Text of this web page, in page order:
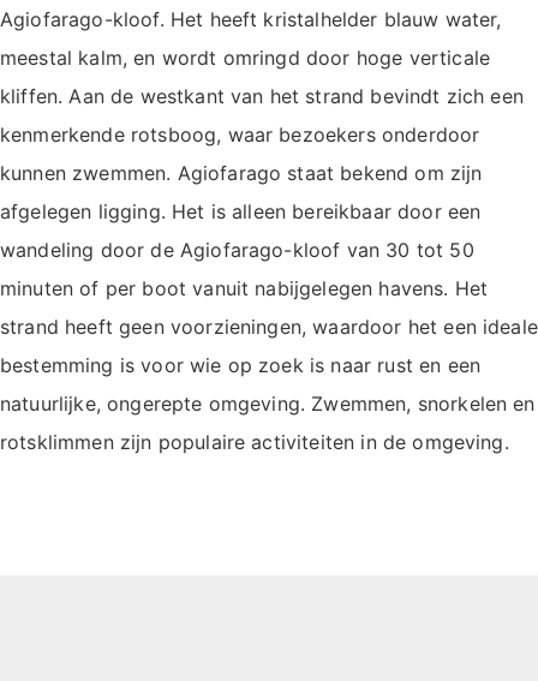
Agiofarago-kloof. Het heeft kristalhelder blauw water,
meestal kalm, en wordt omringd door hoge verticale
kliffen. Aan de westkant van het strand bevindt zich een
kenmerkende rotsboog, waar bezoekers onderdoor
kunnen zwemmen. Agiofarago staat bekend om zijn
afgelegen ligging. Het is alleen bereikbaar door een
wandeling door de Agiofarago-kloof van 30 tot 50
minuten of per boot vanuit nabijgelegen havens. Het
strand heeft geen voorzieningen, waardoor het een ideale
bestemming is voor wie op zoek is naar rust en een
natuurlijke, ongerepte omgeving. Zwemmen, snorkelen en
rotsklimmen zijn populaire activiteiten in de omgeving.